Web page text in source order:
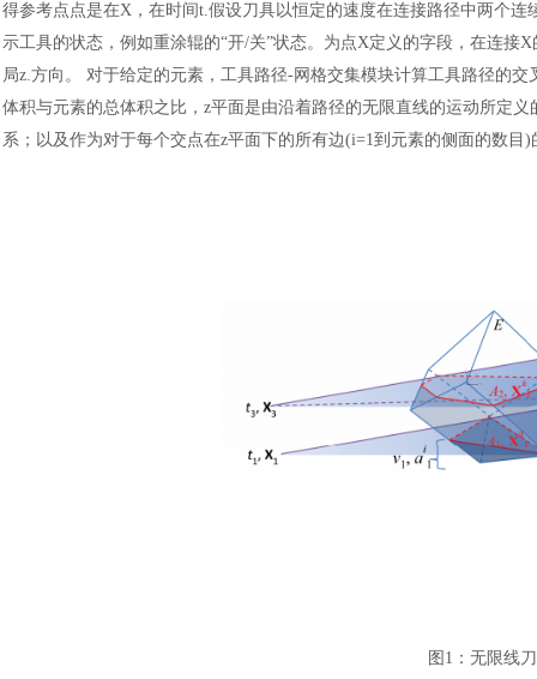
得参考点点是在X，在时间t.假设刀具以恒定的速度在连接路径中两个
示工具的状态，例如重涂辊的“开/关”状态。为点X定义的字段，在连接
局z.方向。 对于给定的元素，工具路径-网格交集模块计算工具路径的
体积与元素的总体积之比，z平面是由沿着路径的无限直线的运动所定
系 ； 以及作为对于每个交点在z平面下的所有边(i=1到元素的侧面的数目)
图 1 ： 无限线